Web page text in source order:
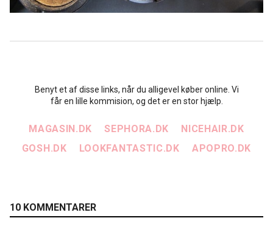
Benyt et af disse links, når du alligevel køber online. Vi
får en lille kommision, og det er en stor hjælp.
MAGASIN.DK SEPHORA.DK
NICEHAIR.DK
GOSH.DK
LOOKFANTASTIC.DK APOPRO.DK
10 KOMMENTARER